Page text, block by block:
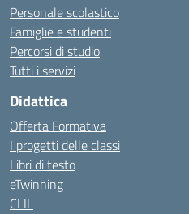
Personale scolastico
Famiglie e studenti
Percorsi di studio
Tutti i servizi
Didattica
Offerta Formativa
I progetti delle classi
Libri di testo
eTwinning
CLIL